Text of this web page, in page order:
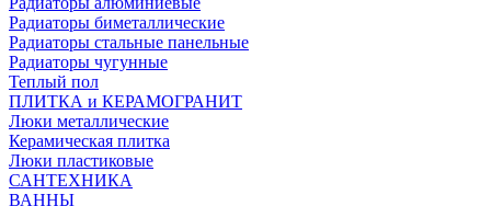
Радиаторы биметаллические
Радиаторы стальные панельные
Радиаторы чугунные
Теплый пол
ПЛИТКА и КЕРАМОГРАНИТ
Люки металлические
Керамическая плитка
Люки пластиковые
САНТЕХНИКА
ВАННЫ